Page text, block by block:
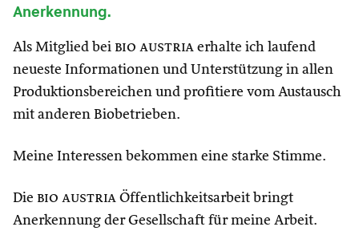
Anerkennung.
Als Mitglied bei bio austria erhalte ich laufend
neueste Informationen und Unterstützung in allen
Produktionsbereichen und profitiere vom Austausch
mit anderen Biobetrieben.
Meine Interessen bekommen eine starke Stimme.
Die bio austria Öffentlichkeitsarbeit bringt
Anerkennung der Gesellschaft für meine Arbeit.